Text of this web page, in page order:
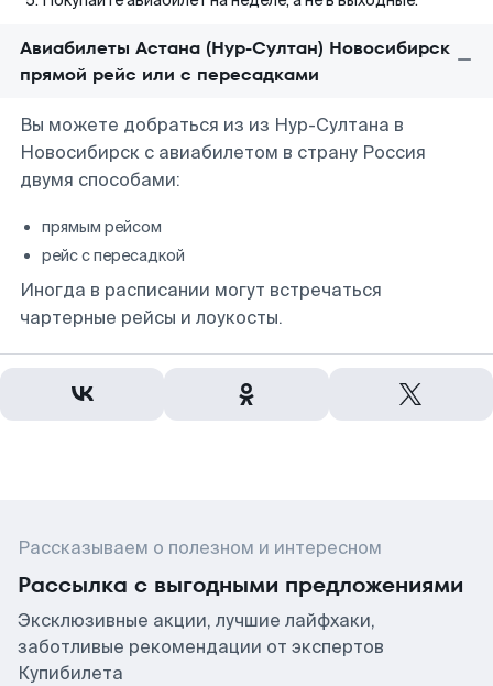
Авиабилеты Астана (Нур-Султан) Новосибирск
прямой рейс или с пересадками
Вы можете добраться из из Нур-Султана в
Новосибирск с авиабилетом в страну Россия
двумя способами:
прямым рейсом
рейс с пересадкой
Иногда в расписании могут встречаться
чартерные рейсы и лоукосты.
Рассказываем о полезном и интересном
Рассылка с выгодными предложениями
Эксклюзивные акции, лучшие лайфхаки,
заботливые рекомендации от экспертов
Купибилета